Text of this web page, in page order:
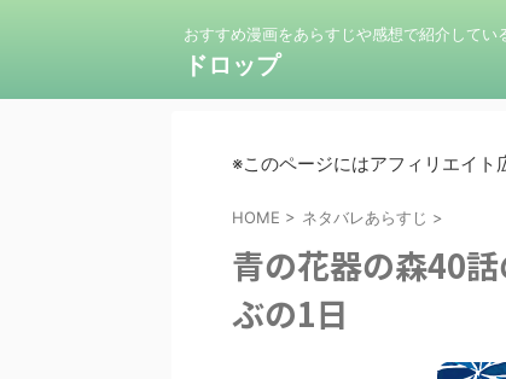
おすすめ漫画をあらすじや感想で紹介してい
ドロップ
※このページにはアフィリエイト
HOME > ネタバレあらすじ >
青の花器の森40
ぶの1日